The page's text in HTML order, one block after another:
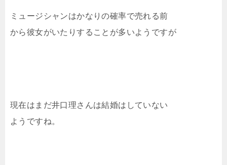
ミュージシャンはかなりの確率で売れる前
から彼女がいたりすることが多いようですが
現在はまだ井口理さんは結婚はしていない
ようですね。